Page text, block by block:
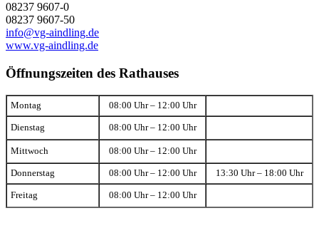
08237 9607-0
08237 9607-50
info@vg-aindling.de
www.vg-aindling.de
Öffnungszeiten des Rathauses
Montag 08:00 Uhr – 12:00 Uhr
Dienstag 08:00 Uhr – 12:00 Uhr
Mittwoch 08:00 Uhr – 12:00 Uhr
Donnerstag 08:00 Uhr – 12:00 Uhr 13:30 Uhr – 18:00 Uhr
Freitag 08:00 Uhr – 12:00 Uhr